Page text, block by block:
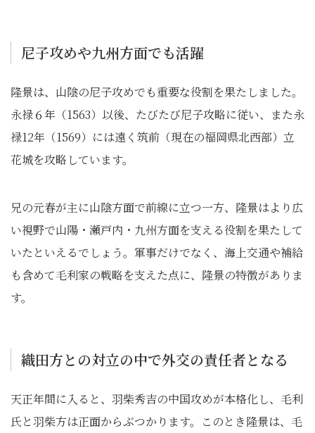
尼子攻めや九州方面でも活躍
隆景は、山陰の尼子攻めでも重要な役割を果たしました。
永禄６年（1563）以後、たびたび尼子攻略に従い、また永
禄12年（1569）には遠く筑前（現在の福岡県北西部）立
花城を攻略しています。
兄の元春が主に山陰方面で前線に立つ一方、隆景はより広
い視野で山陽・瀬戸内・九州方面を支える役割を果たして
いたといえるでしょう。軍事だけでなく、海上交通や補給
も含めて毛利家の戦略を支えた点に、隆景の特徴がありま
す。
織田方との対立の中で外交の責任者となる
天正年間に入ると、羽柴秀吉の中国攻めが本格化し、毛利
氏と羽柴方は正面からぶつかります。このとき隆景は、毛